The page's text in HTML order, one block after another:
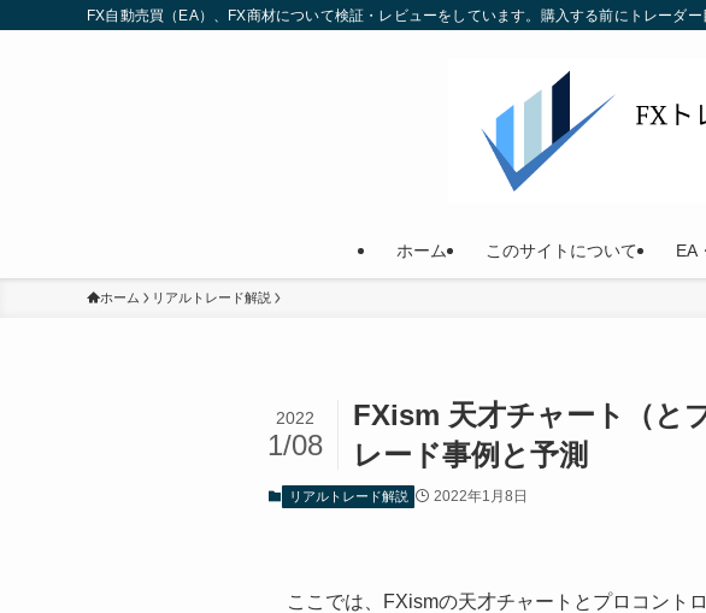
FX自動売買（EA）、FX商材について検証・レビューをしています。購入する前にトレーダ
ホーム このサイトについて EA
ホーム リアルトレード解説
FXism 天才チャート（と
レード事例と予測
2022
1/08
リアルトレード解説 2022年1月8日
ここでは、FXismの天才チャートとプロコント